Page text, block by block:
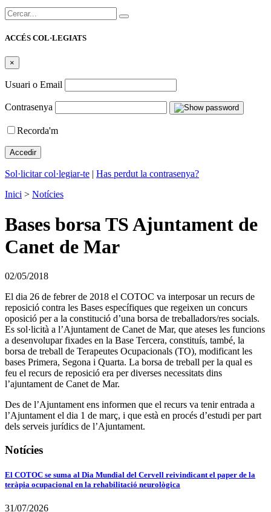
Cercar:
ACCÉS COL·LEGIATS
×
Usuari o Email
Contrasenya
Recorda'm
Sol·licitar col·legiar-te | Has perdut la contrasenya?
Inici > Notícies
Bases borsa TS Ajuntament de
Canet de Mar
02/05/2018
El dia 26 de febrer de 2018 el COTOC va interposar un recurs de
reposició contra les Bases específiques que regeixen un concurs
oposició per a la constitució d’una borsa de treballadors/res socials.
Es sol·licità a l’Ajuntament de Canet de Mar, que ateses les funcions
a desenvolupar fixades en la Base Tercera, constituís, també, la
borsa de treball de Terapeutes Ocupacionals (TO), modificant les
bases Primera, Segona i Quarta. La borsa de treball per la qual es
feu el recurs de reposició era per diverses necessitats dins
l’ajuntament de Canet de Mar.
Des de l’Ajuntament ens informen que el recurs va tenir entrada a
l’Ajuntament el dia 1 de març, i que està en procés d’estudi per part
dels serveis jurídics de l’Ajuntament.
Notícies
El COTOC se suma al Dia Mundial del Cervell reivindicant el paper de la
teràpia ocupacional en la rehabilitació neurològica
31/07/2026